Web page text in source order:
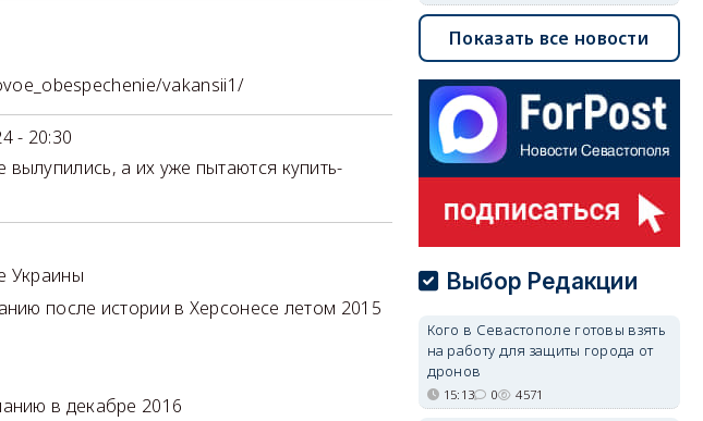
vakansii1/
- 20:30
а их уже пытаются купить-
Украины
после истории в Херсонесе летом 2015
в декабре 2016
Показать все новости
Выбор Редакции
Кого в Севастополе готовы взять
на работу для защиты города от
дронов
15:13 0 4571